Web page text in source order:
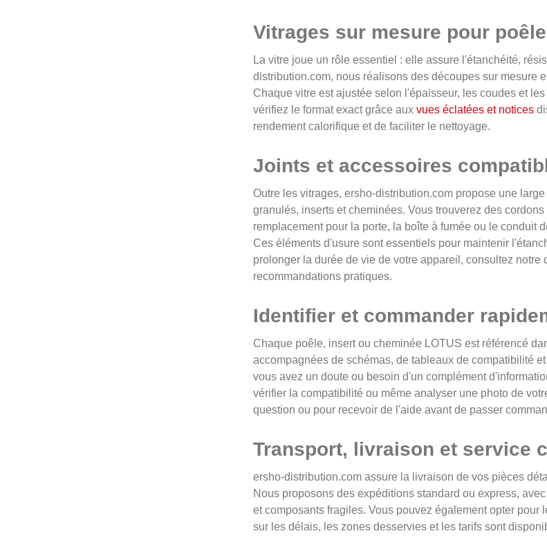
Vitrages sur mesure pour
La vitre joue un rôle essentiel : elle assure l'étanchéité,
distribution.com, nous réalisons des découpes sur mesure
Chaque vitre est ajustée selon l'épaisseur, les coudes et
vérifiez le format exact grâce aux vues éclatées et notices
rendement calorifique et de faciliter le nettoyage.
Joints et accessoires
Outre les vitrages, ersho-distribution.com propose une
granulés, inserts et cheminées. Vous trouverez des
remplacement pour la porte, la boîte à fumée ou le conduit
Ces éléments d'usure sont essentiels pour maintenir
prolonger la durée de vie de votre appareil, consultez notre
recommandations pratiques.
Identifier et commander
Chaque poêle, insert ou cheminée LOTUS est référencé
accompagnées de schémas, de tableaux de compatibilité
vous avez un doute ou besoin d'un complément
vérifier la compatibilité ou même analyser une photo de
question ou pour recevoir de l'aide avant de passer
Transport, livraison et service
ersho-distribution.com assure la livraison de vos pièces
Nous proposons des expéditions standard ou express,
et composants fragiles. Vous pouvez également opter
sur les délais, les zones desservies et les tarifs sont